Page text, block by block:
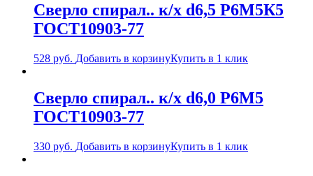
Сверло спирал.. к/х d6,5 Р6М5К5
ГОСТ10903-77
528 руб. Добавить в корзинуКупить в 1 клик
Сверло спирал.. к/х d6,0 Р6М5
ГОСТ10903-77
330 руб. Добавить в корзинуКупить в 1 клик